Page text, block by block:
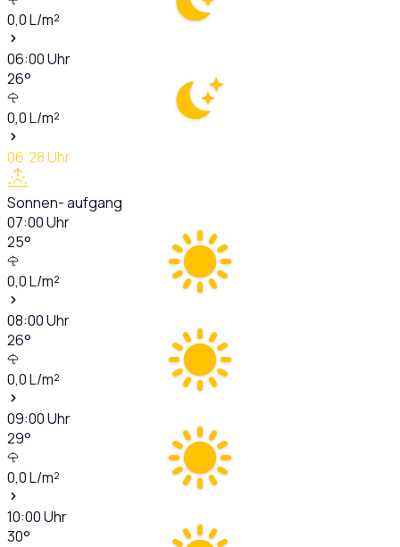
0,0L/m²
06:00Uhr
26°
0,0L/m²
06:28Uhr
Sonnen- aufgang
07:00Uhr
25°
0,0L/m²
08:00Uhr
26°
0,0L/m²
09:00Uhr
29°
0,0L/m²
10:00Uhr
30°